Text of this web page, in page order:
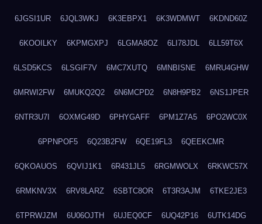
6JGSI1UR 6JQL3WKJ 6K3EBPX1 6K3WDMWT 6KDND60Z
6KOOILKY 6KPMGXPJ 6LGMA8OZ 6LI78JDL 6LL59T6X
6LSD5KCS 6LSGIF7V 6MC7XUTQ 6MNBISNE 6MRU4GHW
6MRWI2FW 6MUKQ2Q2 6N6MCPD2 6N8H9PB2 6NS1JPER
6NTR3U7I 6OXMG49D 6PHYGAFF 6PM1Z7A5 6PO2WC0X
6PPNPOF5 6Q23B2FW 6QE19FL3 6QEEKCMR
6QKOAUOS 6QVIJ1K1 6R431JL5 6RGMWOLX 6RKWC57X
6RMKNV3X 6RV8LARZ 6SBTC8OR 6T3R3AJM 6TKE2JE3
6TPRWJZM 6U06OJTH 6UJEQ0CF 6UQ42P16 6UTK14DG